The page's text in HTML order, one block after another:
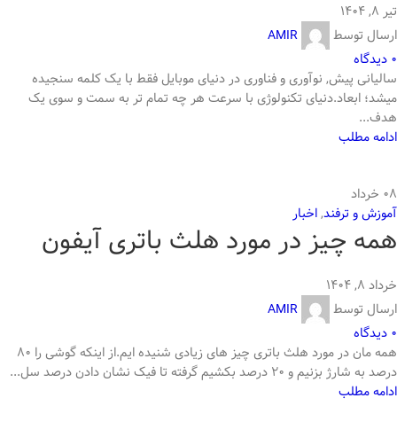
تیر ۸, ۱۴۰۴
ارسال توسط
AMIR
0 دیدگاه
سالیانی پیش, نوآوری و فناوری در دنیای موبایل فقط با یک کلمه سنجیده
میشد؛ ابعاد.دنیای تکنولوژی با سرعت هر چه تمام تر به سمت و سوی یک
هدف...
ادامه مطلب
08 خرداد
آموزش و ترفند,اخبار
همه چیز در مورد هلث باتری آیفون
خرداد ۸, ۱۴۰۴
ارسال توسط
AMIR
0 دیدگاه
همه مان در مورد هلث باتری چیز های زیادی شنیده ایم.از اینکه گوشی را 80
درصد به شارژ بزنیم و 20 درصد بکشیم گرفته تا فیک نشان دادن درصد سل...
ادامه مطلب